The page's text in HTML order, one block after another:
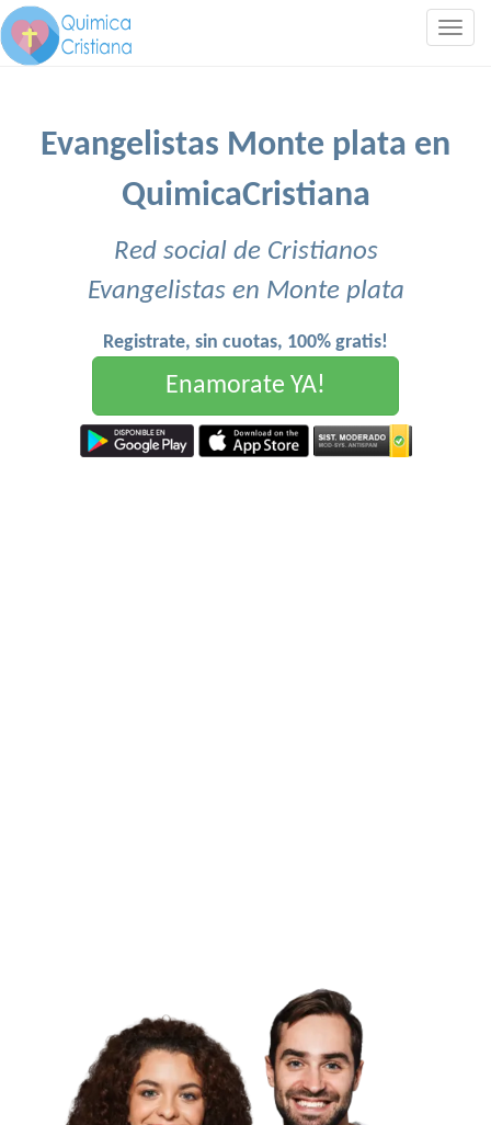
Evangelistas Monte plata en
QuimicaCristiana
Red social de Cristianos
Evangelistas en Monte plata
Registrate, sin cuotas, 100% gratis!
Enamorate YA!